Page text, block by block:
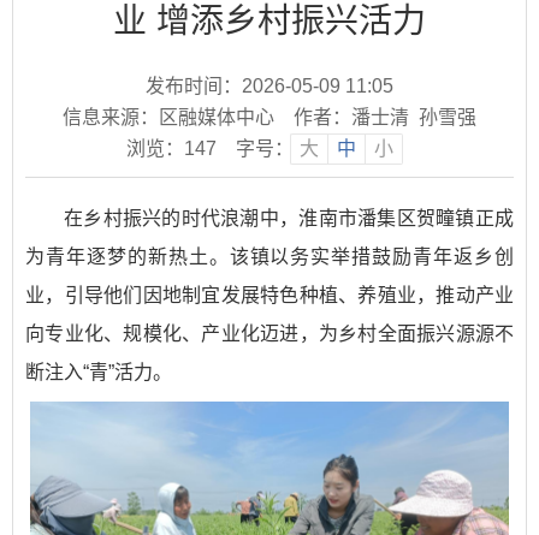
业 增添乡村振兴活力
发布时间：2026-05-09 11:05
信息来源：区融媒体中心
作者：潘士清 孙雪强
浏览： 147 字号： 大 中 小
在乡村振兴的时代浪潮中，淮南市潘集区贺疃镇正成
为青年逐梦的新热土。该镇以务实举措鼓励青年返乡创
业，引导他们因地制宜发展特色种植、养殖业，推动产业
向专业化、规模化、产业化迈进，为乡村全面振兴源源不
断注入“青”活力。